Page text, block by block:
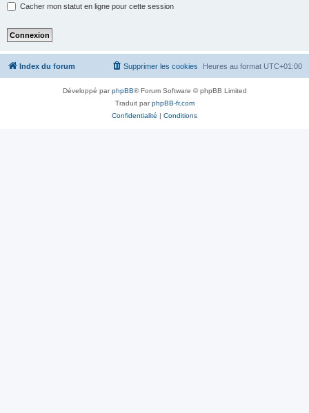
Cacher mon statut en ligne pour cette session
Index du forum Heures au format UTC+01:00
Supprimer les cookies
Développé parphpBB® Forum Software © phpBB Limited
Traduit parphpBB-fr.com
Confidentialité | Conditions